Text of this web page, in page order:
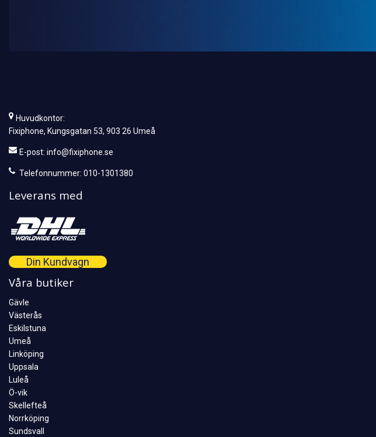
Huvudkontor:
Fixiphone, Kungsgatan 53, 903 26 Umeå
E-post: info@fixiphone.se
Telefonnummer: 010-1301380
Leverans med
Din Kundvagn
Våra butiker
Gävle
Västerås
Eskilstuna
Umeå
Linköping
Uppsala
Luleå
Ö-vik
Skellefteå
Norrköping
Sundsvall